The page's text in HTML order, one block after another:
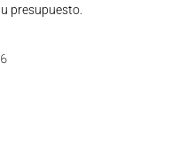
presupuesto.